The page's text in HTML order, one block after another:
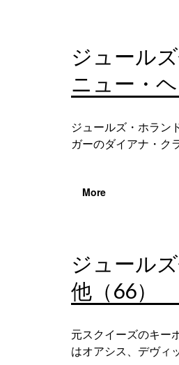
ジュール
ニュー・
ジュールズ・ホラン
ガーのダイアナ・
More
ジュール
他（66）
元スクイーズのキー
はオアシス、デヴィ